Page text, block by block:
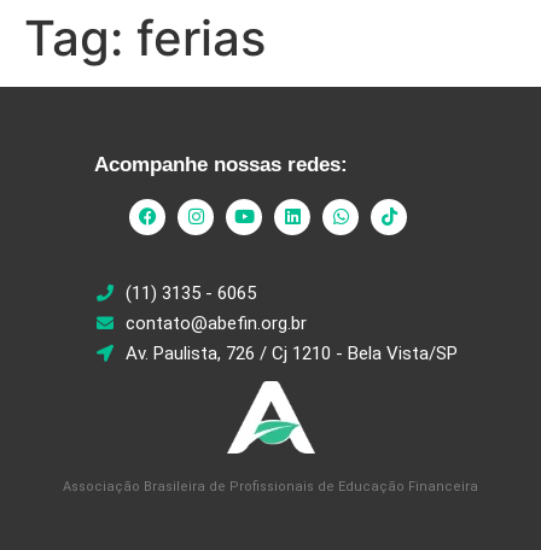
Tag: ferias
Acompanhe nossas redes:
(11) 3135 - 6065
contato@abefin.org.br
Av. Paulista, 726 / Cj 1210 - Bela Vista/SP
Associação Brasileira de Profissionais de Educação Financeira